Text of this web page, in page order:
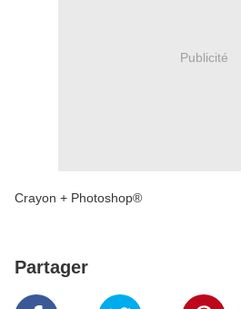
Publicité
Crayon + Photoshop®
Partager